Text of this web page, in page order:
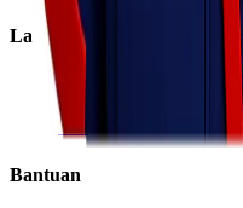
Layanan
Express
Regular
Eco
Bantuan